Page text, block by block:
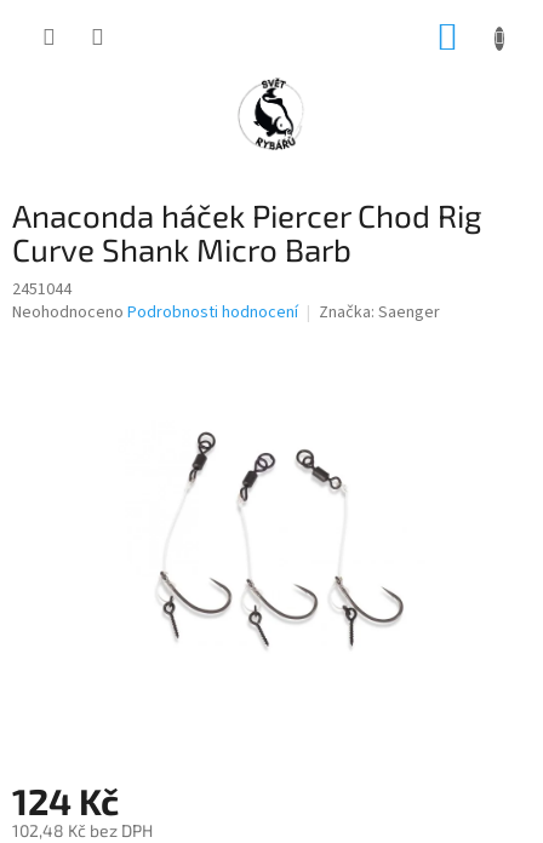
Anaconda háček Piercer Chod Rig
Curve Shank Micro Barb
2451044
Průměrné
Neohodnoceno Podrobnosti hodnocení Značka: Saenger
124 Kč
102,48 Kč bez DPH